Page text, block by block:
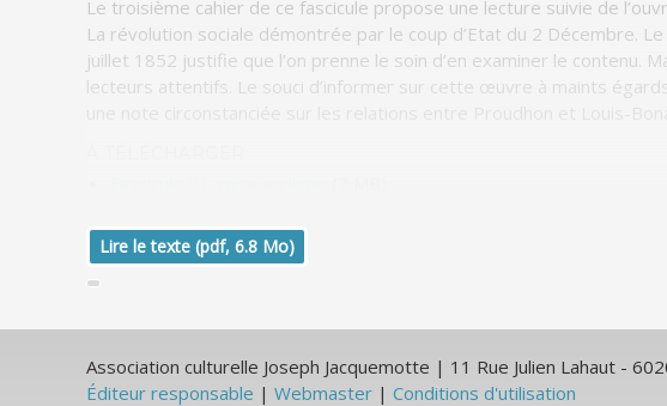
Le troisième cahier de ce fascicule propose une lecture suivie de
La révolution sociale démontrée par le coup d’Etat du 2 Décembre.
juillet 1852 justifie que l’on prenne le soin d’en examiner le contenu.
lecteurs attentifs. Le souci d’informer sur cette œuvre à maints
Lire le texte (pdf, 6.8 Mo)
Association culturelle Joseph Jacquemotte | 11 Rue Julien Lahaut -
Éditeur responsable | Webmaster | Conditions d'utilisation